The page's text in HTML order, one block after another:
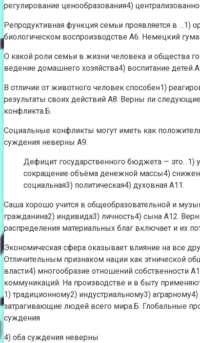
регулирование ценообразования4)
Репродуктивная функция семьи проявляется в
биологическом воспроизводстве А6. Немецкий
О какой роли семьи в жизни человека и общества
ведение домашнего хозяйства4) воспитание детей
В отличие от животного человек способен1)
результаты своих действий А8. Верны ли
конфликта.Б.
Социальные конфликты могут иметь как
суждения неверны А9.
Дефицит государственного бюджета —
сокращение объёма денежной массы4)
социальная3) политическая4) духовная А11.
Саша хорошо учится в общеобразовательной и
гражданина2) индивида3) личность4) сына А12.
распределения материальных благ включает и их
Экономическая сфера оказывает влияние на все
Отличительным признаком нации как этнической
власти4) многообразие отношений собственности
коммуникаций. На производстве и в быту
1) традиционному2) индустриальному3)
затрагивающие людей всего мира.Б. Глобальные
суждения
4) оба суждения неверны